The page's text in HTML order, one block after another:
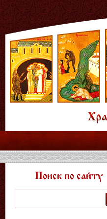
Поиск по сайту